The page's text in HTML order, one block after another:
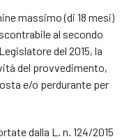
massimo (di 18 mesi)
al secondo
del 2015, la
del provvedimento,
e/o perdurante per
dalla L. n. 124/2015